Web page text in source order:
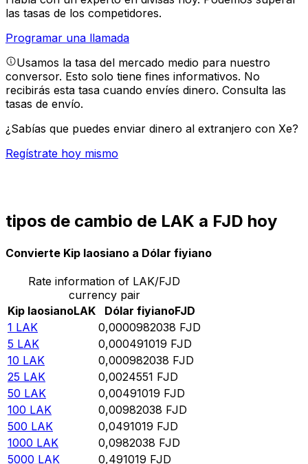
las tasas de los competidores.
Programar una llamada
Usamos la tasa del mercado medio para nuestro
conversor. Esto solo tiene fines informativos. No
recibirás esta tasa cuando envíes dinero. Consulta las
tasas de envío.
¿Sabías que puedes enviar dinero al extranjero con Xe?
Regístrate hoy mismo
tipos de cambio de LAK a FJD hoy
Convierte Kip laosiano a Dólar fiyiano
Rate information of LAK/FJD
currency pair
Kip laosianoLAK Dólar fiyianoFJD
1 LAK 0,0000982038 FJD
5 LAK 0,000491019 FJD
10 LAK 0,000982038 FJD
25 LAK 0,0024551 FJD
50 LAK 0,00491019 FJD
100 LAK 0,00982038 FJD
500 LAK 0,0491019 FJD
1000 LAK 0,0982038 FJD
5000 LAK 0,491019 FJD